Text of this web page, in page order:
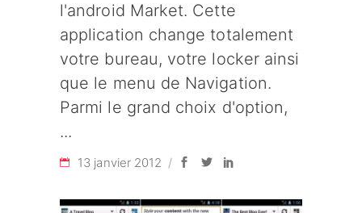
l'android Market. Cette
application change totalement
votre bureau, votre locker ainsi
que le menu de Navigation.
Parmi le grand choix d'option,
13 janvier 2012